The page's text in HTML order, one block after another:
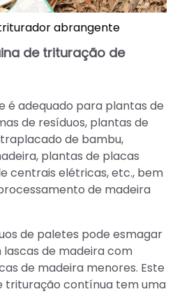
abrangente
de trituração de
adequado para plantas de
de resíduos, plantas de
de bambu,
plantas de placas
centrais elétricas, etc., bem
de madeira
de paletes pode esmagar
de madeira com
de madeira menores. Este
trituração contínua tem uma